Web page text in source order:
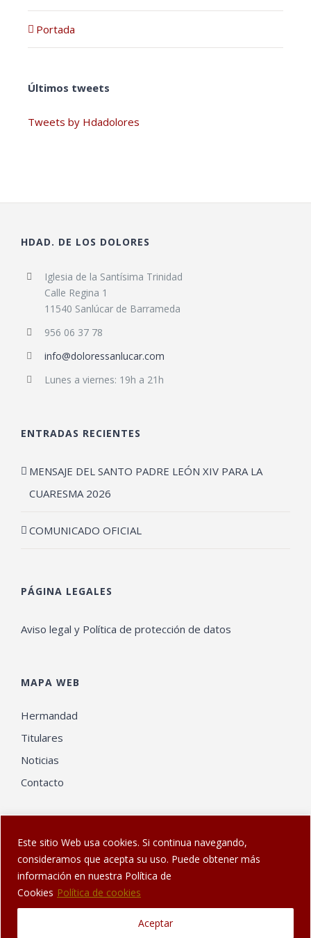
Este sitio Web usa cookies. Si continua navegando,
consideramos que acepta su uso. Puede obtener más
información en nuestra Política de
Cookies Política de cookies
Aceptar
Portada
Últimos tweets
Tweets by Hdadolores
HDAD. DE LOS DOLORES
Iglesia de la Santísima Trinidad
Calle Regina 1
11540 Sanlúcar de Barrameda
956 06 37 78
info@doloressanlucar.com
Lunes a viernes: 19h a 21h
ENTRADAS RECIENTES
MENSAJE DEL SANTO PADRE LEÓN XIV PARA LA
CUARESMA 2026
COMUNICADO OFICIAL
PÁGINA LEGALES
Aviso legal y Política de protección de datos
MAPA WEB
Hermandad
Titulares
Noticias
Contacto
los Dolores de Sanlúcar de Barrameda